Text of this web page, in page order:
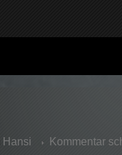
Hansi Kommentar